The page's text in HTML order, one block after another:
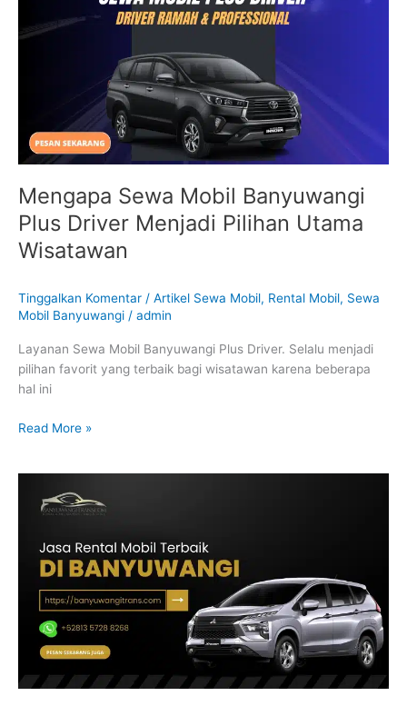
Mengapa Sewa Mobil Banyuwangi
Plus Driver Menjadi Pilihan Utama
Wisatawan
Tinggalkan Komentar / Artikel Sewa Mobil, Rental Mobil, Sewa
Mobil Banyuwangi / admin
Layanan Sewa Mobil Banyuwangi Plus Driver. Selalu menjadi
pilihan favorit yang terbaik bagi wisatawan karena beberapa
hal ini
Banyuwangi
Plus
Wisatawan
Read More »
Mobil
Terbaik
Menikmati
Keindahan
Banyuwangi